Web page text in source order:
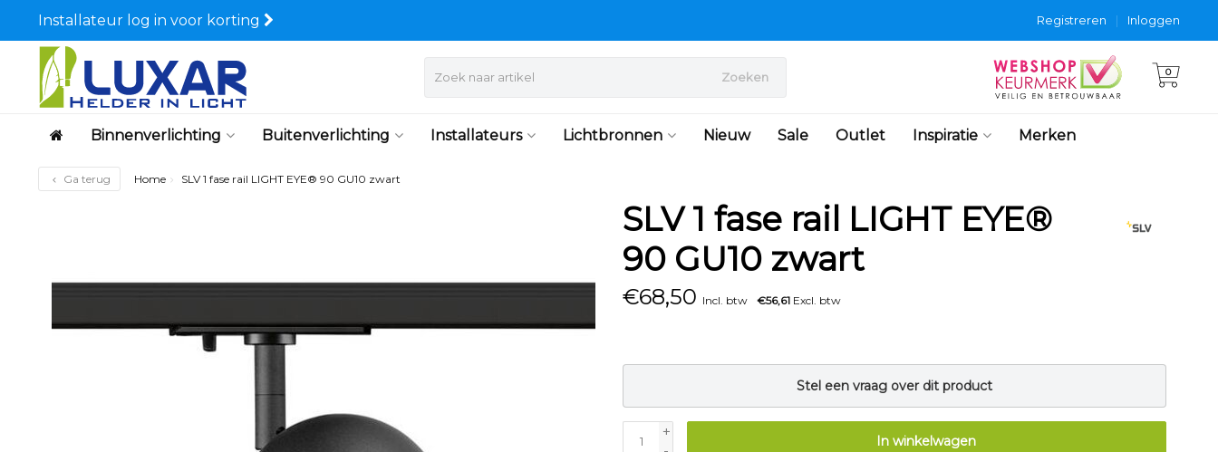
Installateur log in voor korting Inloggen
|
Registreren
Zoeken 0
Binnenverlichting Buitenverlichting Installateurs Lichtbronnen Nieuw Sale Outlet Inspiratie Merken
Ga terug Home SLV 1 fase rail LIGHT EYE® 90 GU10 zwart
SLV 1 fase rail LIGHT EYE®
90 GU10 zwart
€68,50 Incl. btw €56,61 Excl. btw
Stel een vraag over dit product
+
In winkelwagen